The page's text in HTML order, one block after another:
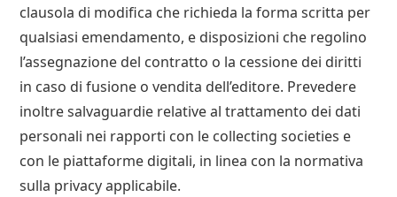
clausola di modifica che richieda la forma scritta per
qualsiasi emendamento, e disposizioni che regolino
l’assegnazione del contratto o la cessione dei diritti
in caso di fusione o vendita dell’editore. Prevedere
inoltre salvaguardie relative al trattamento dei dati
personali nei rapporti con le collecting societies e
con le piattaforme digitali, in linea con la normativa
sulla privacy applicabile.